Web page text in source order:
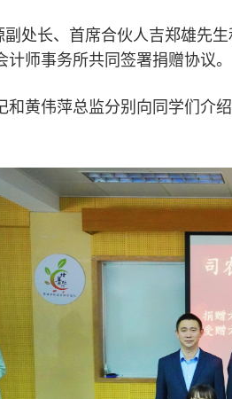
处长、首席合伙人吉郑雄先
师事务所共同签署捐赠协议。
和黄伟萍总监分别向同学们介